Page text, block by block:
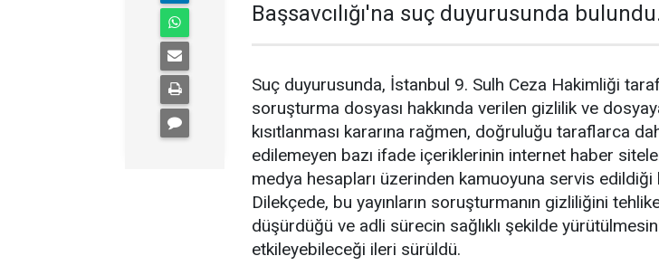
Başsavcılığı'na suç duyurusunda
Suç duyurusunda, İstanbul 9. Sulh Ceza Hakimliği
soruşturma dosyası hakkında verilen gizlilik ve
kısıtlanması kararına rağmen, doğruluğu taraflarca
edilemeyen bazı ifade içeriklerinin internet haber
medya hesapları üzerinden kamuoyuna servis edildiği
Dilekçede, bu yayınların soruşturmanın gizliliğini
düşürdüğü ve adli sürecin sağlıklı şekilde
etkileyebileceği ileri sürüldü.